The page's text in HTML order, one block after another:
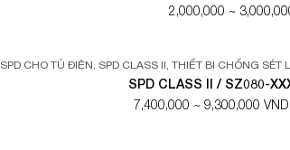
2,000,000 ~
SPD CHO TỦ ĐIỆN, SPD CLASS II, THIẾT BỊ CHỐNG SÉT
SPD CLASS II / SZ080-
7,400,000 ~ 9,300,000 VND